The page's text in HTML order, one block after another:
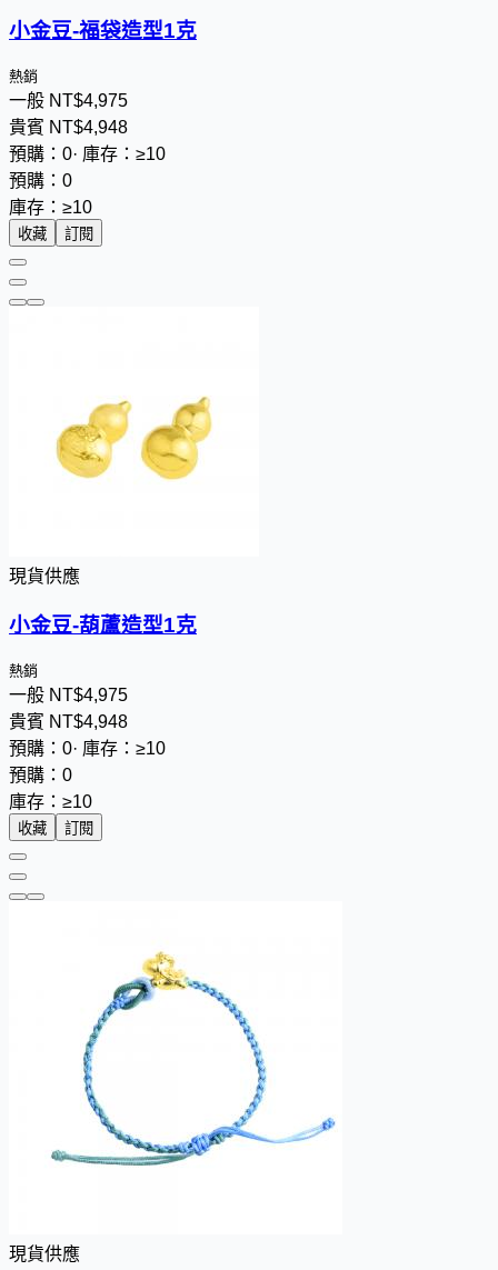
小金豆-福袋造型1克
熱銷
一般 NT$4,975
貴賓 NT$4,948
預購：0· 庫存：≥10
預購：0
庫存：≥10
收藏 訂閱
現貨供應
小金豆-葫蘆造型1克
熱銷
一般 NT$4,975
貴賓 NT$4,948
預購：0· 庫存：≥10
預購：0
庫存：≥10
收藏 訂閱
現貨供應